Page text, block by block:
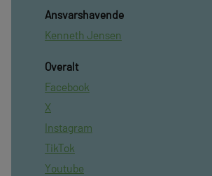
Ansvarshavende
Kenneth Jensen
Overalt
Facebook
X
Instagram
TikTok
Youtube